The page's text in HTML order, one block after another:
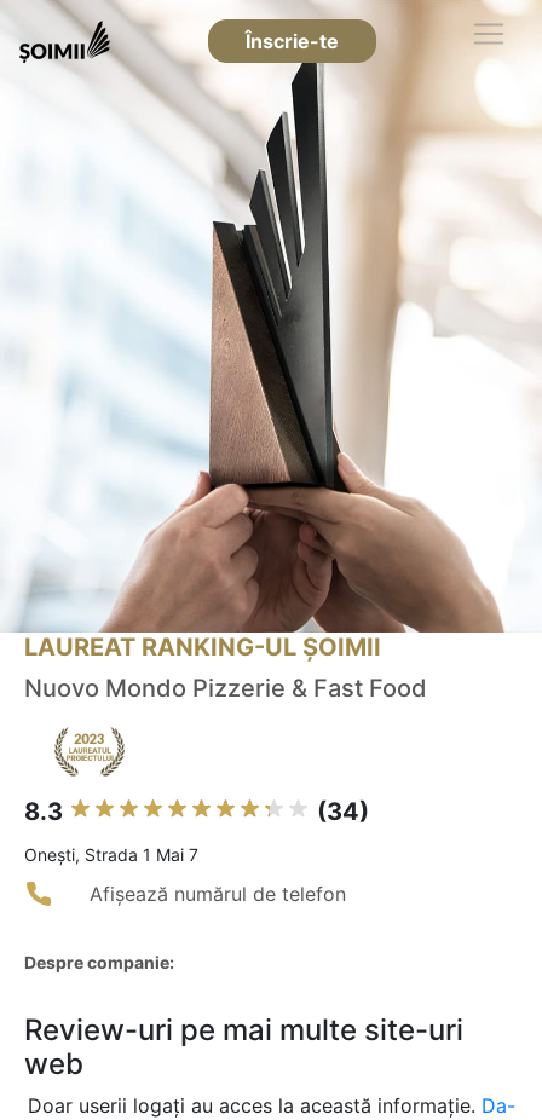
Înscrie-te
LAUREAT RANKING-UL ȘOIMII
Nuovo Mondo Pizzerie & Fast Food
8.3 (34)
Oneşti, Strada 1 Mai 7
Afișează numărul de telefon
Despre companie:
Review-uri pe mai multe site-uri
web
Doar userii logați au acces la această informație. Da-